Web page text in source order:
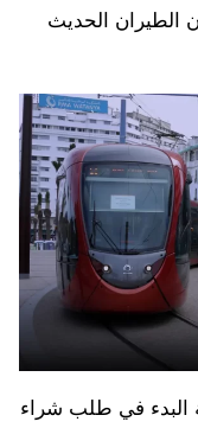
الطيران الحديث
البدء في طلب شراء